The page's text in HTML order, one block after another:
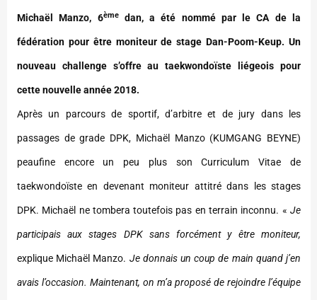
Michaël Manzo, 6èmedan, a été nommé par le CA de la
fédération pour être moniteur de stage Dan-Poom-Keup. Un
nouveau challenge s’offre au taekwondoïste liégeois pour
cette nouvelle année 2018.
Après un parcours de sportif, d’arbitre et de jury dans les
passages de grade DPK, Michaël Manzo (KUMGANG BEYNE)
peaufine encore un peu plus son Curriculum Vitae de
taekwondoïste en devenant moniteur attitré dans les stages
DPK. Michaël ne tombera toutefois pas en terrain inconnu. « Je
participais aux stages DPK sans forcément y être moniteur,
explique Michaël Manzo. Je donnais un coup de main quand j’en
avais l’occasion. Maintenant, on m’a proposé de rejoindre l’équipe